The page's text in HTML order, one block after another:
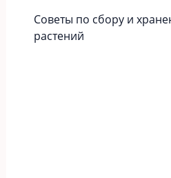
Советы по сбору и
растений